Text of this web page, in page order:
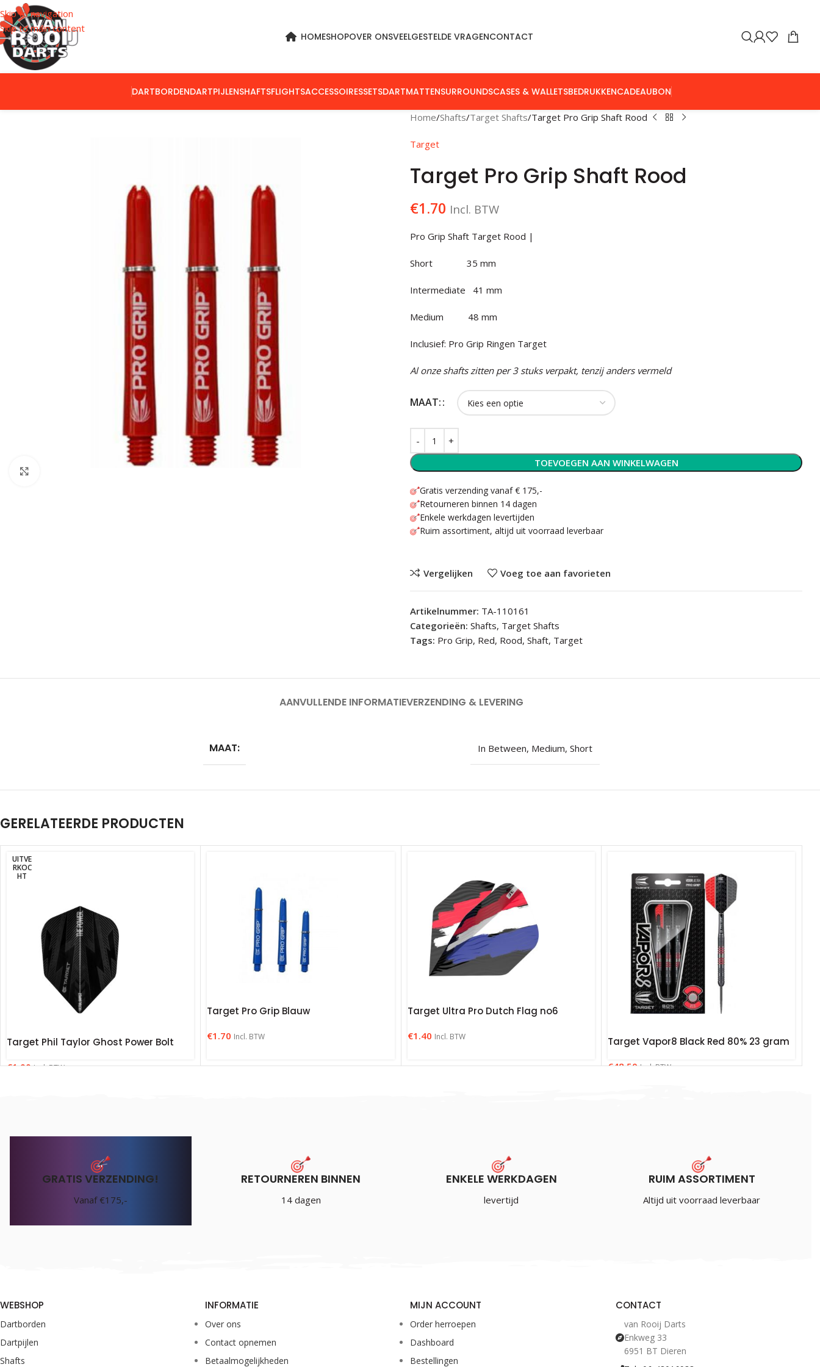
Skip to navigation
Skip to main content
HOMESHOPOVER ONSVEELGESTELDE VRAGENCONTACT
DARTBORDENDARTPIJLENSHAFTSFLIGHTSACCESSOIRESSETSDARTMATTENSURROUNDSCASES & WALLETSBEDRUKKENCADEAUBON
Home Shafts Target Shafts Target Pro Grip Shaft Rood
Target
Target Pro Grip Shaft Rood
€1.70 Incl. BTW
Pro Grip Shaft Target Rood |
Short 35 mm
Intermediate 41 mm
Medium 48 mm
Inclusief: Pro Grip Ringen Target
Al onze shafts zitten per 3 stuks verpakt, tenzij anders vermeld
MAAT:
TOEVOEGEN AAN WINKELWAGEN
Gratis verzending vanaf € 175,-
Retourneren binnen 14 dagen
Enkele werkdagen levertijden
Ruim assortiment, altijd uit voorraad leverbaar
Vergelijken Voeg toe aan favorieten
Artikelnummer: TA-110161
Categorieën: Shafts, Target Shafts
Tags: Pro Grip, Red, Rood, Shaft, Target
AANVULLENDE INFORMATIEVERZENDING & LEVERING
MAAT: In Between, Medium, Short
GERELATEERDE PRODUCTEN
UITVE
RKOC
HT
Target Phil Taylor Ghost Power Bolt
€1.00 Incl. BTW
Target Pro Grip Blauw
€1.70 Incl. BTW
Target Ultra Pro Dutch Flag no6
€1.40 Incl. BTW Target Vapor8 Black Red 80% 23 gram
€48.50 Incl. BTW
GRATIS VERZENDING!
Vanaf €175,-
RETOURNEREN BINNEN
14 dagen
ENKELE WERKDAGEN
levertijd
RUIM ASSORTIMENT
Altijd uit voorraad leverbaar
WEBSHOP
Dartborden
Dartpijlen
Shafts
INFORMATIE
Over ons
Contact opnemen
Betaalmogelijkheden
MIJN ACCOUNT
Order herroepen
Dashboard
Bestellingen
CONTACT
van Rooij Darts
Enkweg 33
6951 BT Dieren